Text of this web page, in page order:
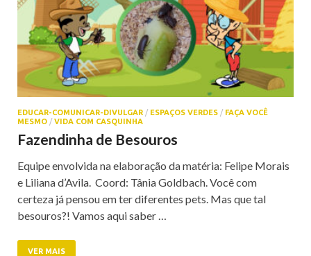
EDUCAR-COMUNICAR-DIVULGAR / ESPAÇOS VERDES / FAÇA VOCÊ
MESMO / VIDA COM CASQUINHA
Fazendinha de Besouros
Equipe envolvida na elaboração da matéria: Felipe Morais
e Liliana d’Avila. Coord: Tânia Goldbach. Você com
certeza já pensou em ter diferentes pets. Mas que tal
besouros?! Vamos aqui saber …
VER MAIS